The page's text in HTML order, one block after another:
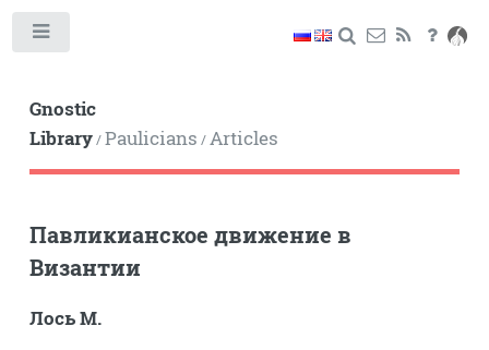
Gnostic
Library/Paulicians /Articles
Павликианское движение в
Византии
Лось М.